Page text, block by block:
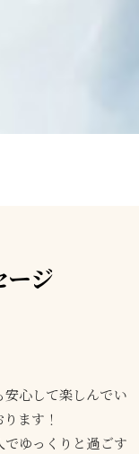
ージ
心して楽しんでい
ます！
ゆっくりと過ごす